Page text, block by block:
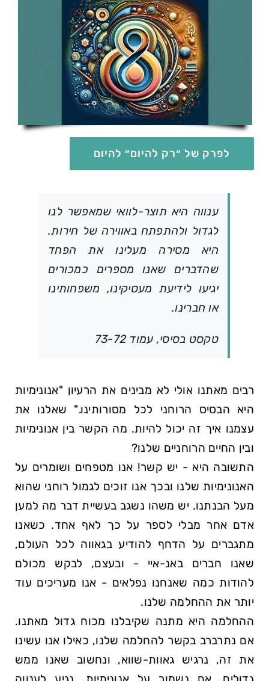
לפרק של ״רק להיום״ להיום
ענווה היא תוצר-לוואי שמאפשר לנו
לגדול ולהתפתח באווירה של חירות.
היא מסירה מעלינו את הפחד
שהדברים שאנו מספרים כמכורים
יגיעו לידיעת מעסיקינו, משפחותינו
או חברינו.
טקסט בסיסי, עמוד 73-72
רבים מאתנו אולי לא מבינים את הרעיון
אנונימיות
היא הבסיס הרוחני לכל מסורותינו.
שאלנו את
עצמנו איך זה יכול להיות. מה הקשר בין אנונימיות
ובין החיים הרוחניים שלנו?
התשובה היא - יש קשר! אנו מטפחים ושומרים על
האנונימיות שלנו ובכך אנו זוכים לגמול רוחני שהוא
מעל הבנתנו. יש משהו נשגב בעשיית דבר מה למען
אדם אחר מבלי לספר על כך לאף אחד. כשאנו
מתגברים על הדחף להודיע בגאווה לכל העולם,
שאנו חברים באנ-איי - ובעצם, לבקש מכולם
להודות כמה שאנחנו נפלאים - אנו מעריכים עוד
יותר את ההחלמה שלנו.
ההחלמה היא מתנה שקיבלנו מכוח גדול מאתנו.
אם נתרברב בקשר להחלמה שלנו, כאילו אנו עשינו
את זה, נרגיש גאוות-שווא, ונחשוב שאנו ממש